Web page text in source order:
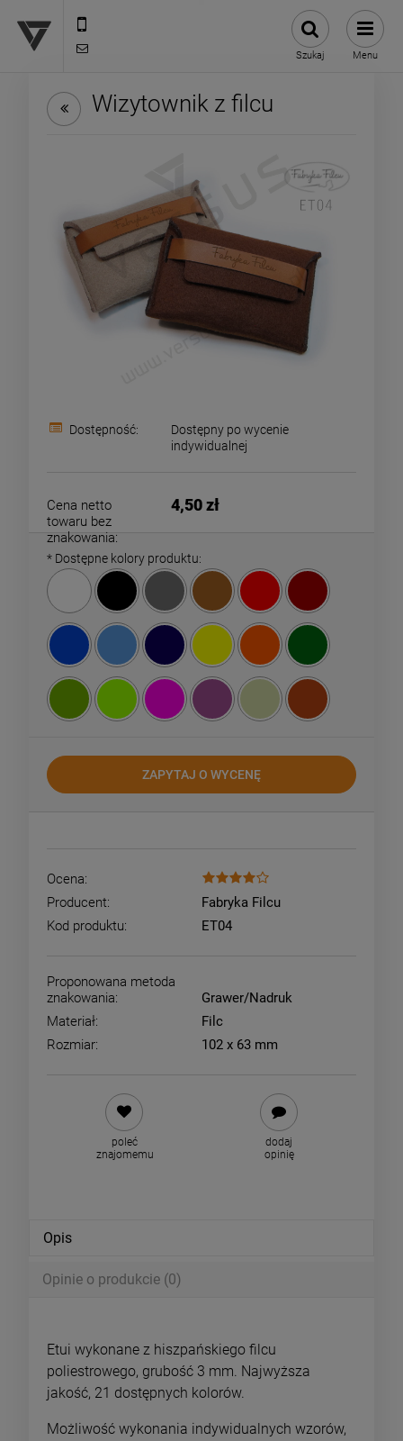
Szukaj Menu
Wizytownik z filcu
Dostępność:
Dostępny po wycenie
indywidualnej
Cena netto
towaru bez
znakowania:
4,50 zł
* Dostępne kolory produktu:
ZAPYTAJ O WYCENĘ
Ocena:
Producent:
Fabryka Filcu
Kod produktu:
ET04
Proponowana metoda
znakowania:
Grawer/Nadruk
Materiał:
Filc
Rozmiar:
102 x 63 mm
poleć
znajomemu
dodaj
opinię
Opis
Opinie o produkcie (0)
Etui wykonane z hiszpańskiego filcu
poliestrowego, grubość 3 mm. Najwyższa
jakość, 21 dostępnych kolorów.
Możliwość wykonania indywidualnych wzorów,